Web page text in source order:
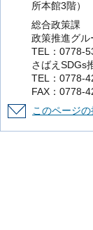
所本館3階）
総合政策課
政策推進グル
TEL：0778-
さばえSDGs
TEL：0778-
FAX：0778-
このページ